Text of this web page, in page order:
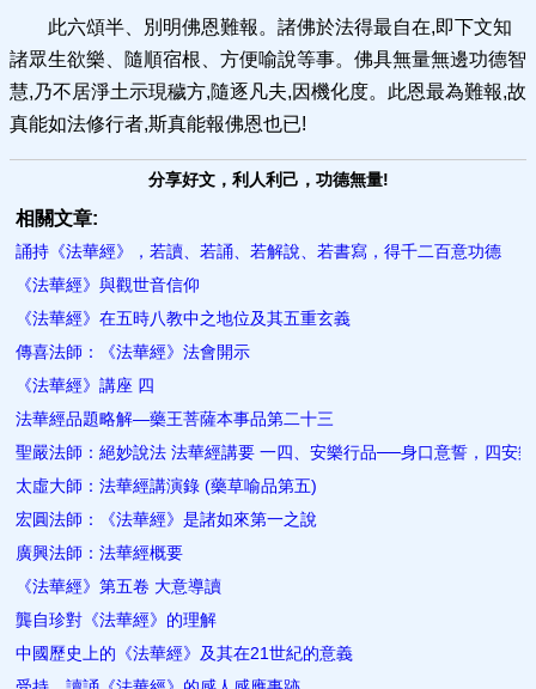
此六頌半、別明佛恩難報。諸佛於法得最自在,即下文知
諸眾生欲樂、隨順宿根、方便喻說等事。佛具無量無邊功德智
慧,乃不居淨土示現穢方,隨逐凡夫,因機化度。此恩最為難報,故
真能如法修行者,斯真能報佛恩也已!
分享好文，利人利己，功德無量!
相關文章:
誦持《法華經》，若讀、若誦、若解說、若書寫，得千二百意功德
《法華經》與觀世音信仰
《法華經》在五時八教中之地位及其五重玄義
傳喜法師：《法華經》法會開示
《法華經》講座 四
法華經品題略解—藥王菩薩本事品第二十三
聖嚴法師：絕妙說法 法華經講要 一四、安樂行品──身口意誓，四安
太虛大師：法華經講演錄 (藥草喻品第五)
宏圓法師：《法華經》是諸如來第一之說
廣興法師：法華經概要
《法華經》第五卷 大意導讀
龔自珍對《法華經》的理解
中國歷史上的《法華經》及其在21世紀的意義